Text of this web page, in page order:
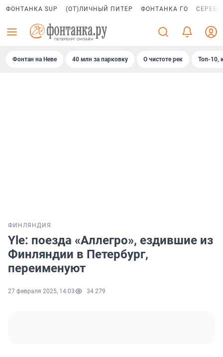
ФОНТАНКА SUP (ОТ)ЛИЧНЫЙ ПИТЕР ФОНТАНКА ГО
Фонтан на Неве 40 млн за парковку О чистоте рек Топ-10,
ФИНЛЯНДИЯ
Yle: поезда «Аллегро», ездившие из
Финляндии в Петербург,
переименуют
27 февраля 2025, 14:03 34 279